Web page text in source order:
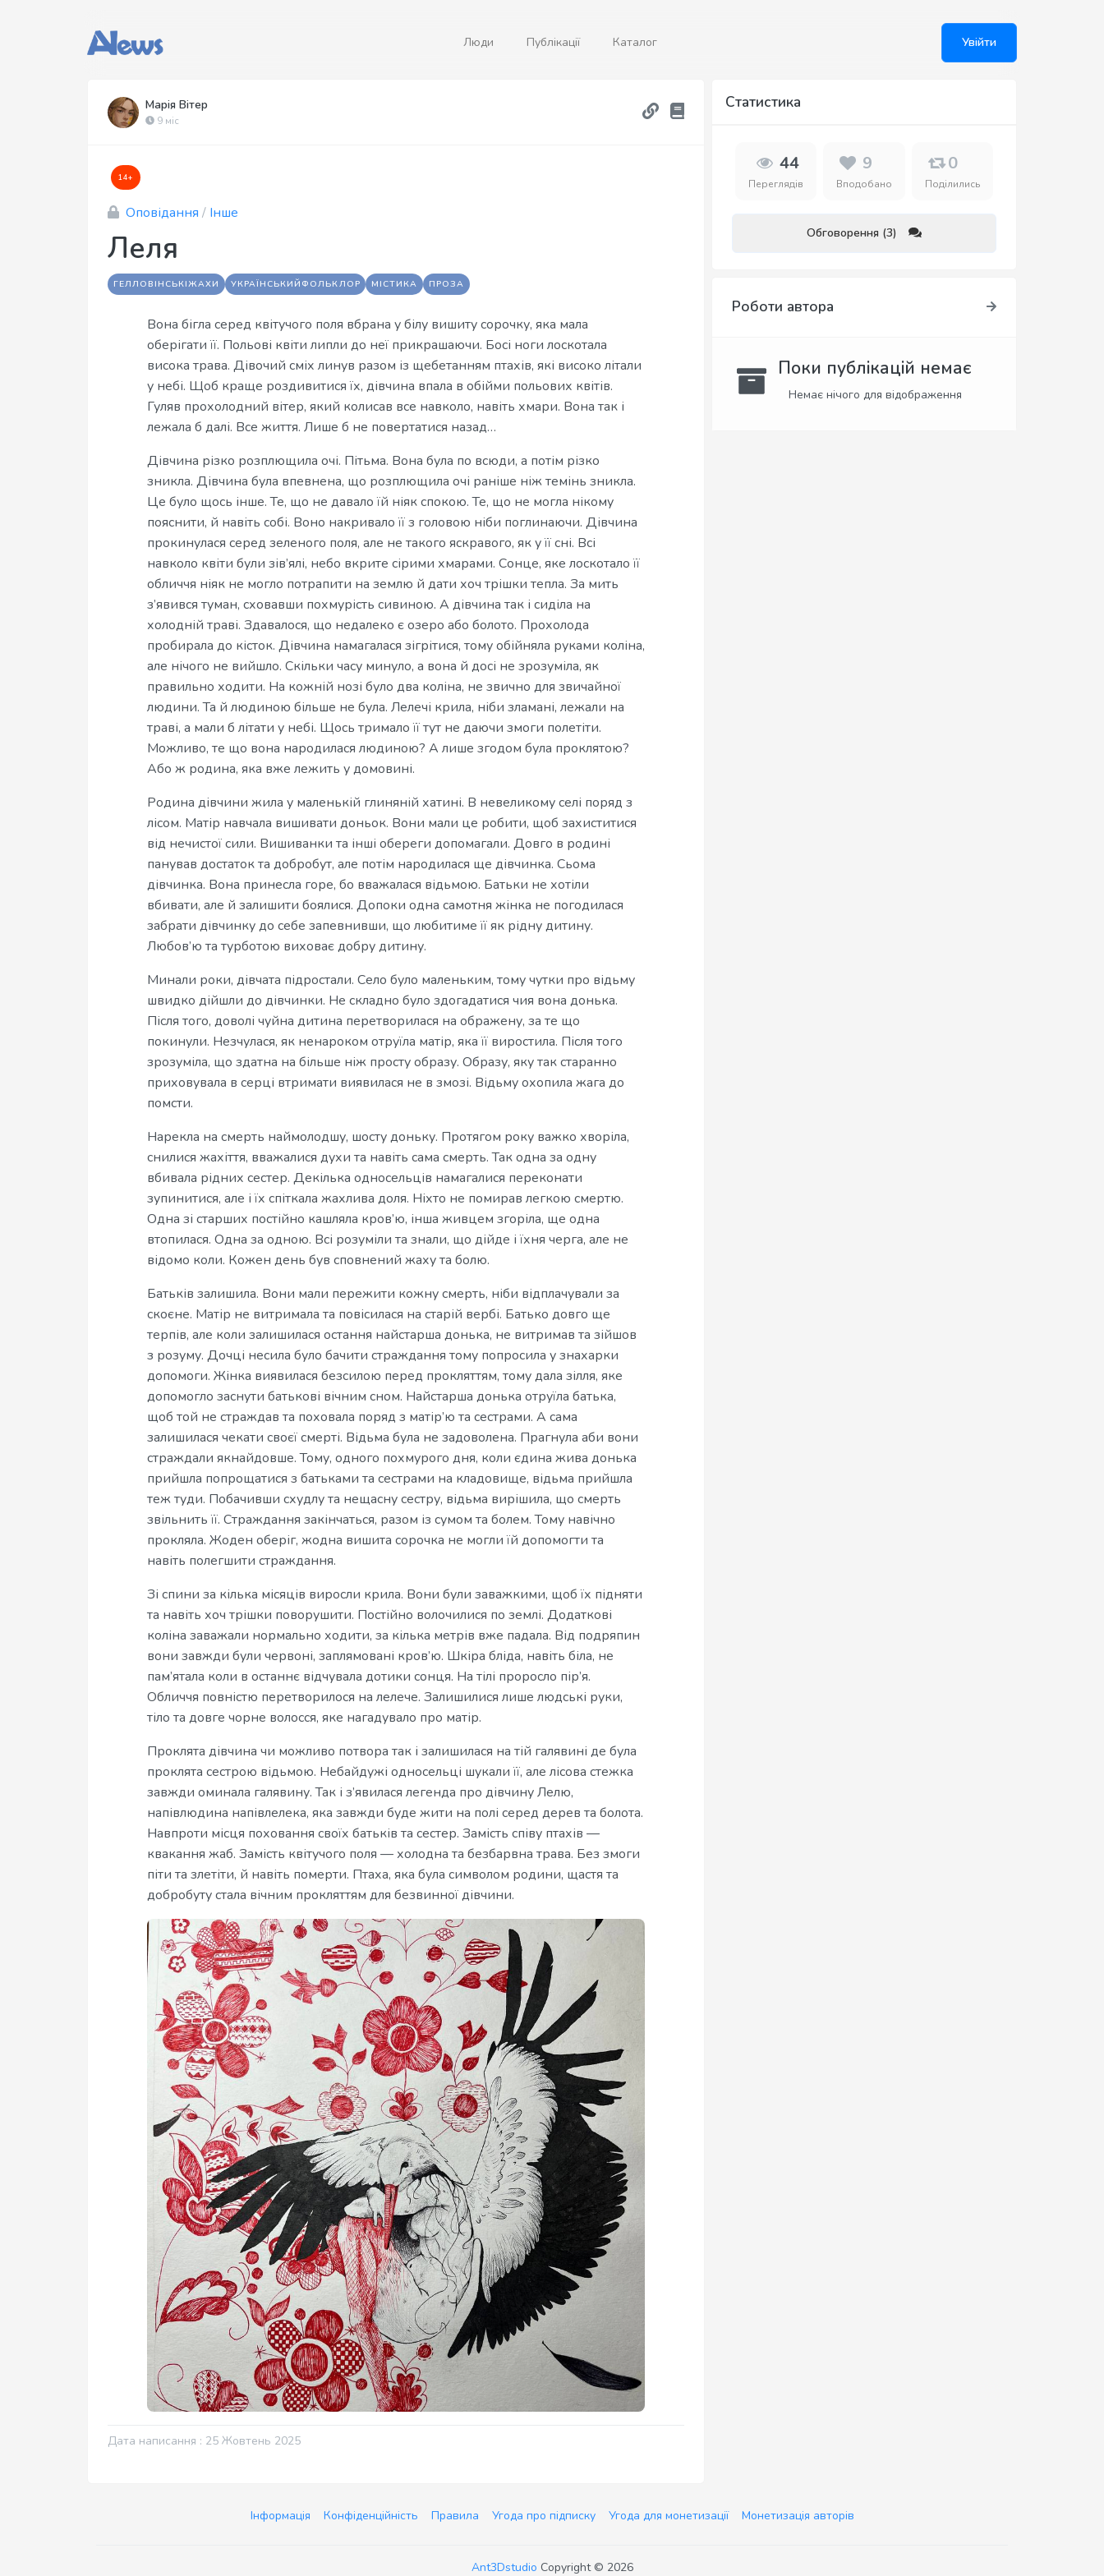
Люди Публікації Каталог Увійти
Марія Вітер
9 міс
14+
Оповідання / Інше
Леля
ГЕЛЛОВІНСЬКІЖАХИ УКРАЇНСЬКИЙФОЛЬКЛОР МІСТИКА ПРОЗА
Вона бігла серед квітучого поля вбрана у білу вишиту сорочку, яка мала
оберігати її. Польові квіти липли до неї прикрашаючи. Босі ноги лоскотала
висока трава. Дівочий сміх линув разом із щебетанням птахів, які високо літали
у небі. Щоб краще роздивитися їх, дівчина впала в обійми польових квітів.
Гуляв прохолодний вітер, який колисав все навколо, навіть хмари. Вона так і
лежала б далі. Все життя. Лише б не повертатися назад…
Дівчина різко розплющила очі. Пітьма. Вона була по всюди, а потім різко
зникла. Дівчина була впевнена, що розплющила очі раніше ніж темінь зникла.
Це було щось інше. Те, що не давало їй ніяк спокою. Те, що не могла нікому
пояснити, й навіть собі. Воно накривало її з головою ніби поглинаючи. Дівчина
прокинулася серед зеленого поля, але не такого яскравого, як у її сні. Всі
навколо квіти були зів’ялі, небо вкрите сірими хмарами. Сонце, яке лоскотало її
обличчя ніяк не могло потрапити на землю й дати хоч трішки тепла. За мить
з’явився туман, сховавши похмурість сивиною. А дівчина так і сиділа на
холодній траві. Здавалося, що недалеко є озеро або болото. Прохолода
пробирала до кісток. Дівчина намагалася зігрітися, тому обійняла руками коліна,
але нічого не вийшло. Скільки часу минуло, а вона й досі не зрозуміла, як
правильно ходити. На кожній нозі було два коліна, не звично для звичайної
людини. Та й людиною більше не була. Лелечі крила, ніби зламані, лежали на
траві, а мали б літати у небі. Щось тримало її тут не даючи змоги полетіти.
Можливо, те що вона народилася людиною? А лише згодом була проклятою?
Або ж родина, яка вже лежить у домовині.
Родина дівчини жила у маленькій глиняній хатині. В невеликому селі поряд з
лісом. Матір навчала вишивати доньок. Вони мали це робити, щоб захиститися
від нечистої сили. Вишиванки та інші обереги допомагали. Довго в родині
панував достаток та добробут, але потім народилася ще дівчинка. Сьома
дівчинка. Вона принесла горе, бо вважалася відьмою. Батьки не хотіли
вбивати, але й залишити боялися. Допоки одна самотня жінка не погодилася
забрати дівчинку до себе запевнивши, що любитиме її як рідну дитину.
Любов’ю та турботою виховає добру дитину.
Минали роки, дівчата підростали. Село було маленьким, тому чутки про відьму
швидко дійшли до дівчинки. Не складно було здогадатися чия вона донька.
Після того, доволі чуйна дитина перетворилася на ображену, за те що
покинули. Незчулася, як ненароком отруїла матір, яка її виростила. Після того
зрозуміла, що здатна на більше ніж просту образу. Образу, яку так старанно
приховувала в серці втримати виявилася не в змозі. Відьму охопила жага до
помсти.
Нарекла на смерть наймолодшу, шосту доньку. Протягом року важко хворіла,
снилися жахіття, вважалися духи та навіть сама смерть. Так одна за одну
вбивала рідних сестер. Декілька односельців намагалися переконати
зупинитися, але і їх спіткала жахлива доля. Ніхто не помирав легкою смертю.
Одна зі старших постійно кашляла кров’ю, інша живцем згоріла, ще одна
втопилася. Одна за одною. Всі розуміли та знали, що дійде і їхня черга, але не
відомо коли. Кожен день був сповнений жаху та болю.
Батьків залишила. Вони мали пережити кожну смерть, ніби відплачували за
скоєне. Матір не витримала та повісилася на старій вербі. Батько довго ще
терпів, але коли залишилася остання найстарша донька, не витримав та зійшов
з розуму. Дочці несила було бачити страждання тому попросила у знахарки
допомоги. Жінка виявилася безсилою перед прокляттям, тому дала зілля, яке
допомогло заснути батькові вічним сном. Найстарша донька отруїла батька,
щоб той не страждав та поховала поряд з матір’ю та сестрами. А сама
залишилася чекати своєї смерті. Відьма була не задоволена. Прагнула аби вони
страждали якнайдовше. Тому, одного похмурого дня, коли єдина жива донька
прийшла попрощатися з батьками та сестрами на кладовище, відьма прийшла
теж туди. Побачивши схудлу та нещасну сестру, відьма вирішила, що смерть
звільнить її. Страждання закінчаться, разом із сумом та болем. Тому навічно
прокляла. Жоден оберіг, жодна вишита сорочка не могли їй допомогти та
навіть полегшити страждання.
Зі спини за кілька місяців виросли крила. Вони були заважкими, щоб їх підняти
та навіть хоч трішки поворушити. Постійно волочилися по землі. Додаткові
коліна заважали нормально ходити, за кілька метрів вже падала. Від подряпин
вони завжди були червоні, заплямовані кров’ю. Шкіра бліда, навіть біла, не
пам’ятала коли в останнє відчувала дотики сонця. На тілі проросло пір’я.
Обличчя повністю перетворилося на лелече. Залишилися лише людські руки,
тіло та довге чорне волосся, яке нагадувало про матір.
Проклята дівчина чи можливо потвора так і залишилася на тій галявині де була
проклята сестрою відьмою. Небайдужі односельці шукали її, але лісова стежка
завжди оминала галявину. Так і з’явилася легенда про дівчину Лелю,
напівлюдина напівлелека, яка завжди буде жити на полі серед дерев та болота.
Навпроти місця поховання своїх батьків та сестер. Замість співу птахів —
квакання жаб. Замість квітучого поля — холодна та безбарвна трава. Без змоги
піти та злетіти, й навіть померти. Птаха, яка була символом родини, щастя та
добробуту стала вічним прокляттям для безвинної дівчини.
Дата написання : 25 Жовтень 2025
Статистика
44
Переглядів
9
Вподобано
0
Поділились
Обговорення (3)
Роботи автора
Поки публікацій немає
Немає нічого для відображення
Інформація Конфіденційність Правила Угода про підписку Угода для монетизації Монетизація авторів
Ant3Dstudio Copyright © 2026